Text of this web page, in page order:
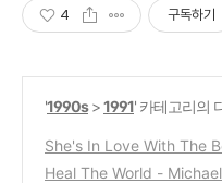
4 구독하기
'1990s>1991' 카테고리의
She's In Love With The
od / 1991
(0)
Heal The World -